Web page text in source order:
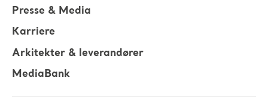
Presse & Media
Karriere
Arkitekter & leverandører
MediaBank